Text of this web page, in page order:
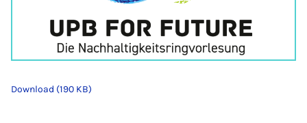
Download (190 KB)